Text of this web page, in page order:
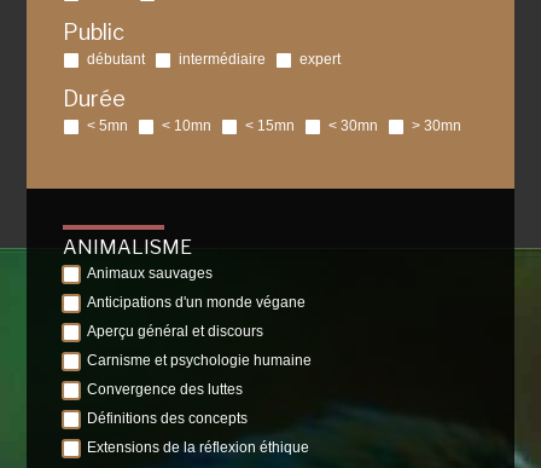
Public
débutant intermédiaire expert
Durée
< 5mn < 10mn < 15mn < 30mn > 30mn
ANIMALISME
Animaux sauvages
Anticipations d'un monde végane
Aperçu général et discours
Carnisme et psychologie humaine
Convergence des luttes
Définitions des concepts
Extensions de la réflexion éthique